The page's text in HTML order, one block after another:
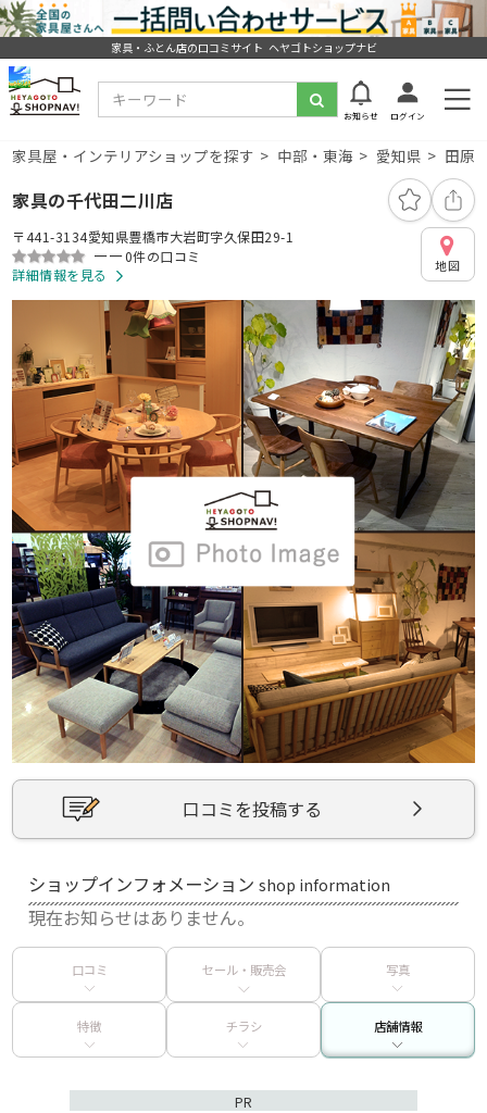
家具・ふとん店の口コミサイト ヘヤゴトショップナビ
お知らせ ログイン
家具屋・インテリアショップを探す 中部・東海 愛知県 田原
家具の千代田二川店
〒441-3134愛知県豊橋市大岩町字久保田29-1
ーー0件の口コミ
詳細情報を見る
地図
口コミを投稿する
ショップインフォメーションshop information
現在お知らせはありません。
口コミ セール・販売会 写真
特徴 チラシ 店舗情報
PR